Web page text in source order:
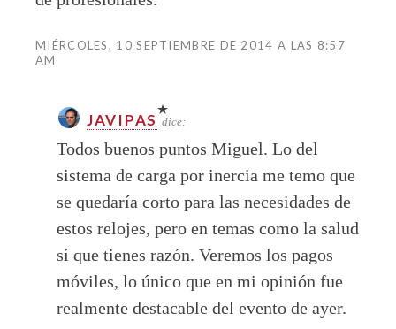
MIÉRCOLES, 10 SEPTIEMBRE DE 2014 A LAS 8:57
AM
JAVIPAS dice:
Todos buenos puntos Miguel. Lo del
sistema de carga por inercia me temo que
se quedaría corto para las necesidades de
estos relojes, pero en temas como la salud
sí que tienes razón. Veremos los pagos
móviles, lo único que en mi opinión fue
realmente destacable del evento de ayer.